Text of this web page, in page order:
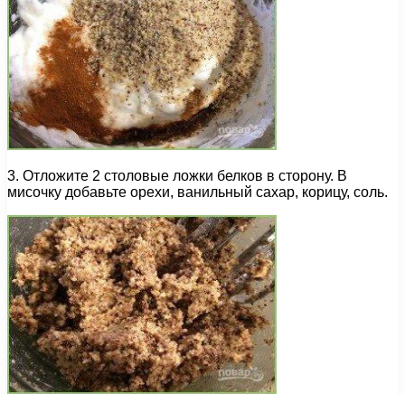
3. Отложите 2 столовые ложки белков в сторону. В
мисочку добавьте орехи, ванильный сахар, корицу, соль.